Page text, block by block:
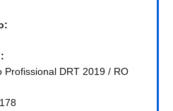
Profissional DRT 2019 / RO